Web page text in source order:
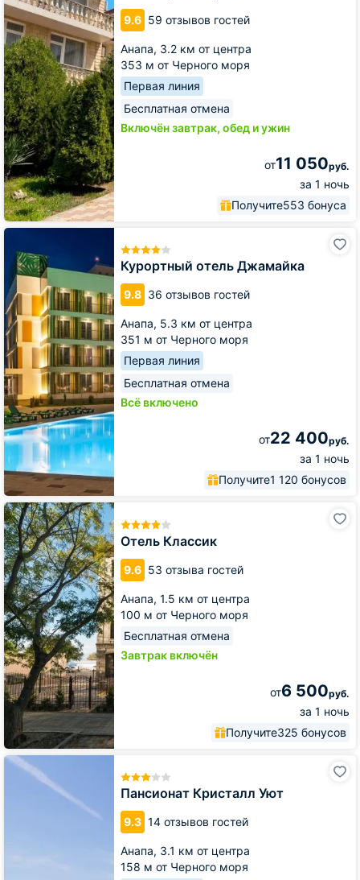
9.6 59 отзывов гостей
Анапа, 3.2 км от центра
353 м от Черного моря
Первая линия
Бесплатная отмена
Включён завтрак, обед и ужин
от11 050руб.
за 1 ночь
Получите553 бонуса
Курортный отель Джамайка
9.8 36 отзывов гостей
Анапа, 5.3 км от центра
351 м от Черного моря
Первая линия
Бесплатная отмена
Всё включено
от22 400руб.
за 1 ночь
Получите1 120 бонусов
Курортный
отель
Джамайка
Отель Классик
9.6 53 отзыва гостей
Анапа, 1.5 км от центра
100 м от Черного моря
Бесплатная отмена
Завтрак включён
от6 500руб.
за 1 ночь
Получите325 бонусов
Отель
Классик
Пансионат Кристалл Уют
9.3 14 отзывов гостей
Анапа, 3.1 км от центра
158 м от Черного моря
Пансионат
Кристалл